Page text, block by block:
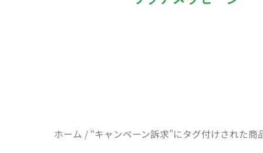
ホーム / “キャンペーン訴求”にタグ付けされた商